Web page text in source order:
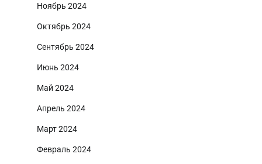
Ноябрь 2024
Октябрь 2024
Сентябрь 2024
Июнь 2024
Май 2024
Апрель 2024
Март 2024
Февраль 2024